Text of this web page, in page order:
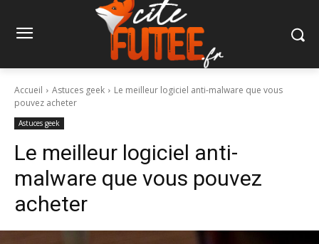
Accueil Astuces geek
Le meilleur logiciel anti-malware que vous
pouvez acheter
Astuces geek
Le meilleur logiciel anti-
malware que vous pouvez
acheter